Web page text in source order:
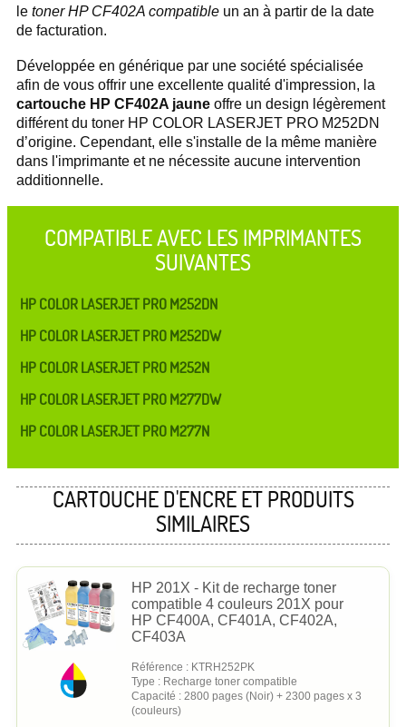
le toner HP CF402A compatible un an à partir de la date
de facturation.
Développée en générique par une société spécialisée
afin de vous offrir une excellente qualité d'impression, la
cartouche HP CF402A jaune offre un design légèrement
différent du toner HP COLOR LASERJET PRO M252DN
d’origine. Cependant, elle s'installe de la même manière
dans l'imprimante et ne nécessite aucune intervention
additionnelle.
COMPATIBLE AVEC LES IMPRIMANTES
SUIVANTES
HP COLOR LASERJET PRO M252DN
HP COLOR LASERJET PRO M252DW
HP COLOR LASERJET PRO M252N
HP COLOR LASERJET PRO M277DW
HP COLOR LASERJET PRO M277N
CARTOUCHE D'ENCRE ET PRODUITS
SIMILAIRES
HP 201X - Kit de recharge toner
compatible 4 couleurs 201X pour
HP CF400A, CF401A, CF402A,
CF403A
Référence : KTRH252PK
Type : Recharge toner compatible
Capacité : 2800 pages (Noir) + 2300 pages x 3
(couleurs)